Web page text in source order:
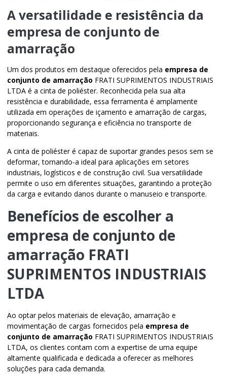
A versatilidade e resistência da
empresa de conjunto de
amarração
Um dos produtos em destaque oferecidos pela empresa de
conjunto de amarração FRATI SUPRIMENTOS INDUSTRIAIS
LTDA é a cinta de poliéster. Reconhecida pela sua alta
resistência e durabilidade, essa ferramenta é amplamente
utilizada em operações de içamento e amarração de cargas,
proporcionando segurança e eficiência no transporte de
materiais.
A cinta de poliéster é capaz de suportar grandes pesos sem se
deformar, tornando-a ideal para aplicações em setores
industriais, logísticos e de construção civil. Sua versatilidade
permite o uso em diferentes situações, garantindo a proteção
da carga e evitando danos durante o manuseio e transporte.
Benefícios de escolher a
empresa de conjunto de
amarração FRATI
SUPRIMENTOS INDUSTRIAIS
LTDA
Ao optar pelos materiais de elevação, amarração e
movimentação de cargas fornecidos pela empresa de
conjunto de amarração FRATI SUPRIMENTOS INDUSTRIAIS
LTDA, os clientes contam com a expertise de uma equipe
altamente qualificada e dedicada a oferecer as melhores
soluções para cada demanda.